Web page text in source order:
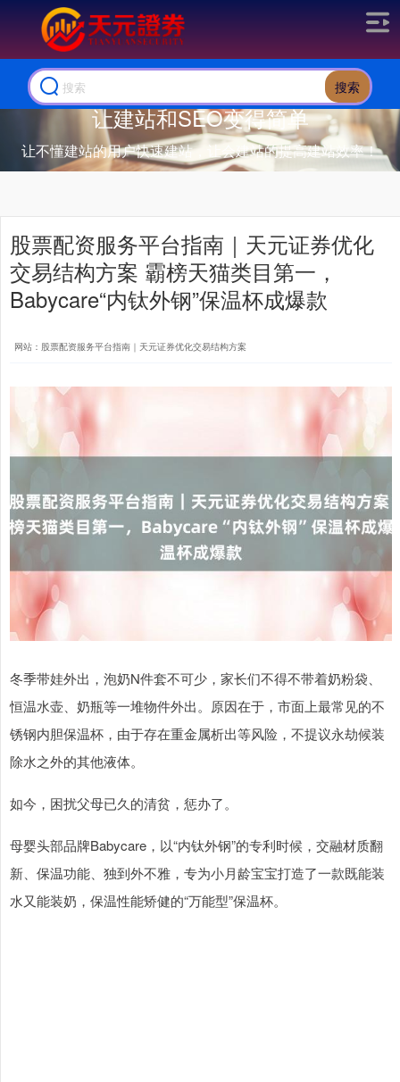
搜索
让建站和SEO变得简单
让不懂建站的用户快速建站，让会建站的提高建站效率！
股票配资服务平台指南｜天元证券优化
交易结构方案 霸榜天猫类目第一，
Babycare“内钛外钢”保温杯成爆款
网站：股票配资服务平台指南｜天元证券优化交易结构方案
冬季带娃外出，泡奶N件套不可少，家长们不得不带着奶粉袋、
恒温水壶、奶瓶等一堆物件外出。原因在于，市面上最常见的不
锈钢内胆保温杯，由于存在重金属析出等风险，不提议永劫候装
除水之外的其他液体。
如今，困扰父母已久的清贫，惩办了。
母婴头部品牌Babycare，以“内钛外钢”的专利时候，交融材质翻
新、保温功能、独到外不雅，专为小月龄宝宝打造了一款既能装
水又能装奶，保温性能矫健的“万能型”保温杯。